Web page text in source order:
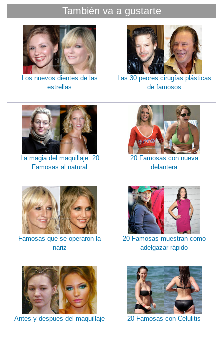
También va a gustarte
Los nuevos dientes de las
estrellas
Las 30 peores cirugías plásticas
de famosos
La magia del maquillaje: 20
Famosas al natural
20 Famosas con nueva
delantera
Famosas que se operaron la
nariz
20 Famosas muestran como
adelgazar rápido
Antes y despues del maquillaje 20 Famosas con Celulitis